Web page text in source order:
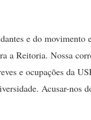
e do
a Reitoria. Nossa
e ocupações da
Acusar-nos